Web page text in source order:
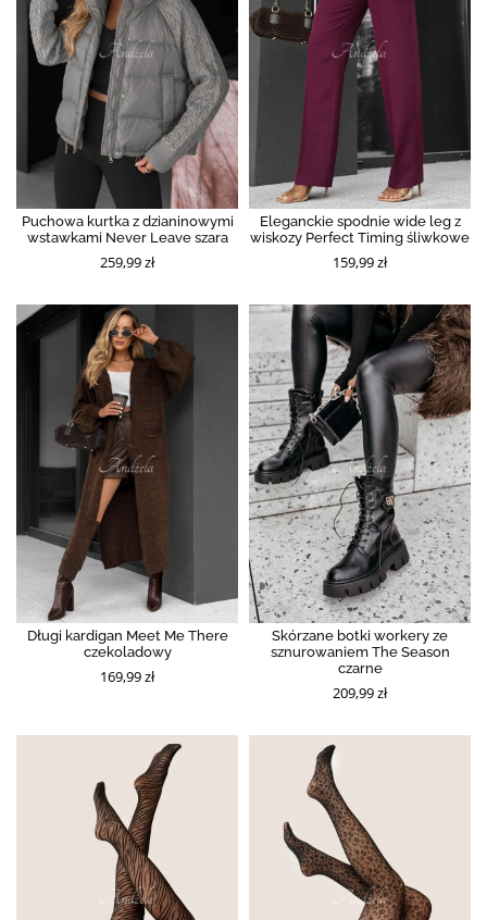
Puchowa kurtka z dzianinowymi
wstawkami Never Leave szara
259,99 zł
Eleganckie spodnie wide leg z
wiskozy Perfect Timing śliwkowe
159,99 zł
Długi kardigan Meet Me There
czekoladowy
169,99 zł
Skórzane botki workery ze
sznurowaniem The Season
czarne
209,99 zł